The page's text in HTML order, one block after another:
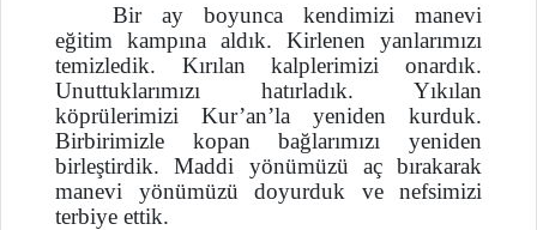
Bir ay boyunca kendimizi manevi
eğitim kampına aldık. Kirlenen yanlarımızı
temizledik. Kırılan kalplerimizi onardık.
Unuttuklarımızı hatırladık. Yıkılan
köprülerimizi Kur’an’la yeniden kurduk.
Birbirimizle kopan bağlarımızı yeniden
birleştirdik. Maddi yönümüzü aç bırakarak
manevi yönümüzü doyurduk ve nefsimizi
terbiye ettik.